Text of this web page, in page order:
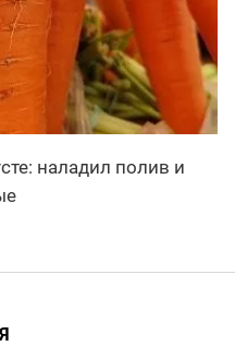
наладил полив и